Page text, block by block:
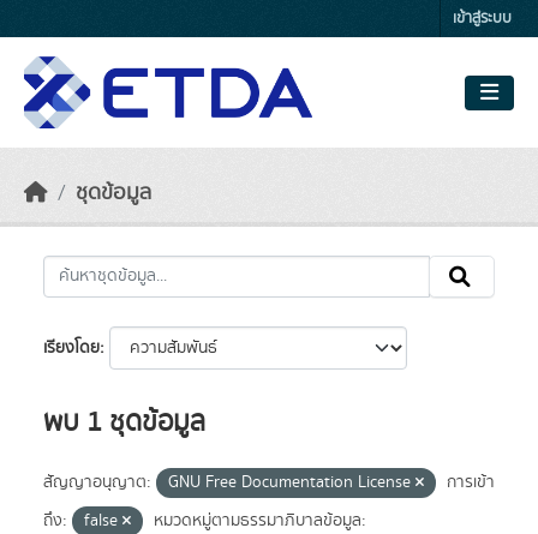
เข้าสู่ระบบ
ชุดข้อมูล
เรียงโดย
พบ 1 ชุดข้อมูล
สัญญาอนุญาต: GNU Free Documentation License
การเข้า
ถึง:
false
หมวดหมู่ตามธรรมาภิบาลข้อมูล: